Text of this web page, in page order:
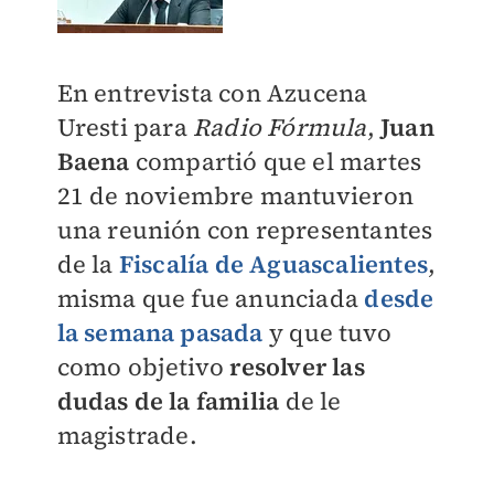
En entrevista con Azucena
Uresti para Radio Fórmula, Juan
Baena compartió que el martes
21 de noviembre mantuvieron
una reunión con representantes
de la Fiscalía de Aguascalientes,
misma que fue anunciada desde
la semana pasada y que tuvo
como objetivoresolver las
dudas de la familia de le
magistrade.